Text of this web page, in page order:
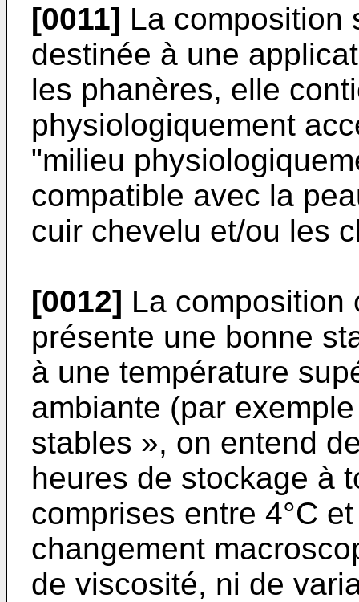
[0011] La composition
destinée à une
les phanères, elle
physiologiquement
"milieu
compatible avec la
cuir chevelu et/ou les
[0012] La composition
présente une bonne
à une température
ambiante (par
stables », on entend
heures de stockage à
comprises entre 4°C
changement
de viscosité, ni de